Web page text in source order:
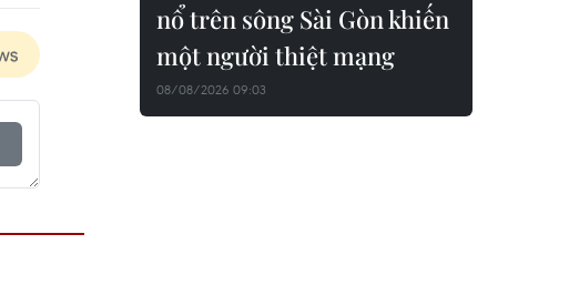
nổ trên sông Sài Gòn khiến
một người thiệt mạng
08/08/2026 09:03